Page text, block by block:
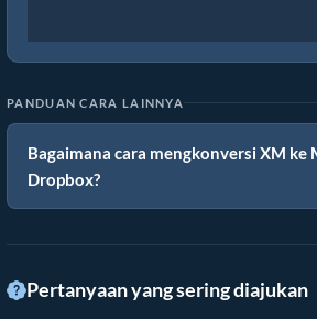
PANDUAN CARA LAINNYA
Bagaimana cara mengkonversi XM ke
Dropbox?
Pertanyaan yang sering diajukan